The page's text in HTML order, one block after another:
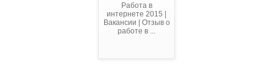
Работа в
интернете 2015 |
Вакансии | Отзыв о
работе в ...